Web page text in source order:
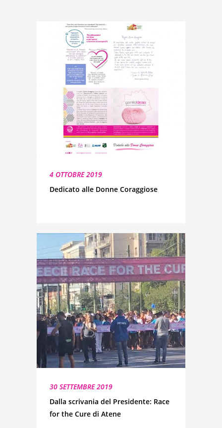
4 OTTOBRE 2019
Dedicato alle Donne Coraggiose
30 SETTEMBRE 2019
Dalla scrivania del Presidente: Race
for the Cure di Atene